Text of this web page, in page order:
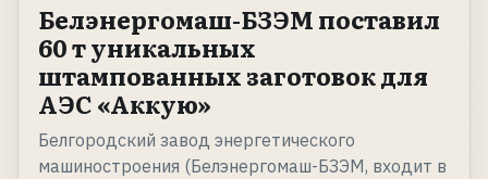
Белэнергомаш-БЗЭМ поставил
60 т уникальных
штампованных заготовок для
АЭС «Аккую»
Белгородский завод энергетического
машиностроения (Белэнергомаш-БЗЭМ, входит в